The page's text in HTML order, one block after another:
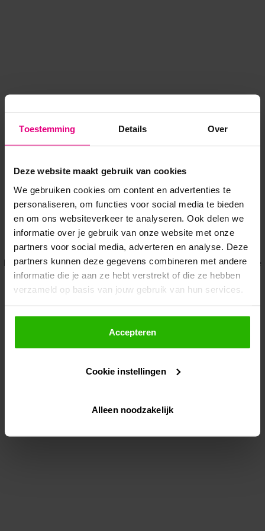
Toestemming Details Over
Deze website maakt gebruik van cookies
We gebruiken cookies om content en advertenties te
personaliseren, om functies voor social media te bieden
en om ons websiteverkeer te analyseren. Ook delen we
informatie over je gebruik van onze website met onze
partners voor social media, adverteren en analyse. Deze
partners kunnen deze gegevens combineren met andere
informatie die je aan ze hebt verstrekt of die ze hebben
verzameld op basis van jouw gebruik van hun services.
Als je op "Accepteer" klikt, dan geef je Voordeeluitjes.nl
toestemming om cookies voor social media en
gepersonaliseerde advertenties te plaatsen.
Lees hier meer over in onsprivacybeleid
Via "Cookie instellingen" kun je ook zelf instellen welke
Accepteren
Cookie instellingen
Alleen noodzakelijk
Application error: a client-side exception has occurred while
loadingwww.voordeeluitjes.nl (see the browser console for more
information).